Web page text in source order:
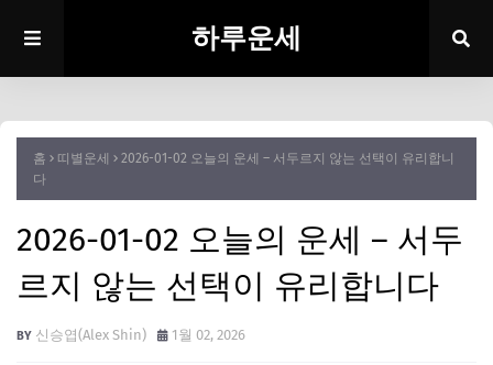
하루운세
홈 띠별운세
2026-01-02 오늘의 운세 – 서두르지 않는 선택이 유리합니
다
2026-01-02 오늘의 운세 – 서두
르지 않는 선택이 유리합니다
신승엽(Alex Shin) 1월 02, 2026